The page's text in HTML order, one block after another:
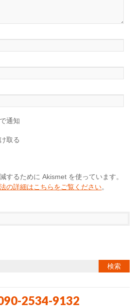
通知
取る
するために Akismet を使っています。
の詳細はこちらをご覧ください。
2534-9132